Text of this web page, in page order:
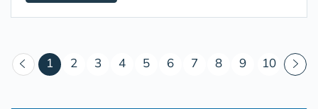
1 (courant)
2 3 4 5 6 7 8 9 10